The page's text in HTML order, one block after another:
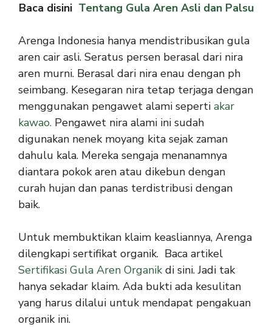
Baca disini Tentang Gula Aren Asli dan Palsu
Arenga Indonesia hanya mendistribusikan gula
aren cair asli. Seratus persen berasal dari nira
aren murni. Berasal dari nira enau dengan ph
seimbang. Kesegaran nira tetap terjaga dengan
menggunakan pengawet alami seperti akar
kawao. Pengawet nira alami ini sudah
digunakan nenek moyang kita sejak zaman
dahulu kala. Mereka sengaja menanamnya
diantara pokok aren atau dikebun dengan
curah hujan dan panas terdistribusi dengan
baik.
Untuk membuktikan klaim keasliannya, Arenga
dilengkapi sertifikat organik. Baca artikel
Sertifikasi Gula Aren Organik di sini. Jadi tak
hanya sekadar klaim. Ada bukti ada kesulitan
yang harus dilalui untuk mendapat pengakuan
organik ini.